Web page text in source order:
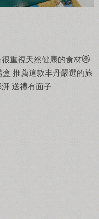
重視天然健康的食材😻
推薦這款丰丹嚴選的旅
送禮有面子